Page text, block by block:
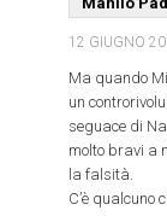
12 GIUGNO
Ma quando
un
seguace di
molto bravi a
la falsità.
C’è qualcuno